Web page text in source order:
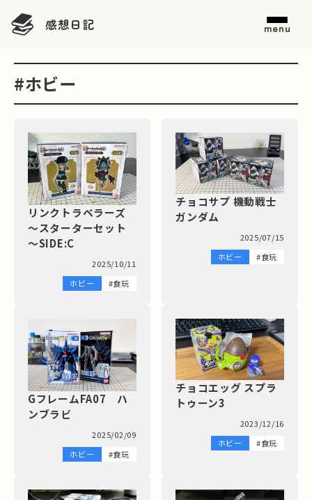
感想日記 menu
#ホビー
リンクトラベラーズ
～スターターセット
～SIDE:C
2025/10/11
ホビー
#食玩
チョコサプ 機動戦士
ガンダム
2025/07/15
ホビー
#食玩
GフレームFA07 ハ
ンブラビ
2025/02/09
ホビー
#食玩
チョコエッグ スプラ
トゥーン3
2023/12/16
ホビー
#食玩